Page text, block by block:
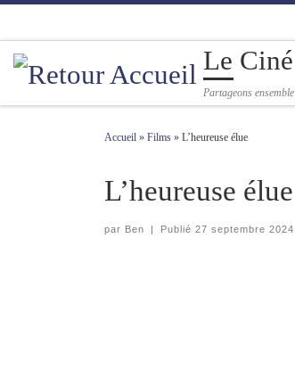
Le Ciné
Partageons ensemble
Accueil » Films » L’heureuse élue
L’heureuse élue
par Ben Publié 27 septembre 2024